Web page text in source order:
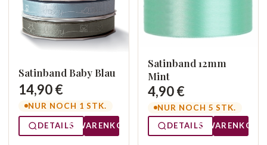
Satinband Baby Blau
14,90 €
NUR NOCH 1 STK.
DETAILS WARENKORB
Satinband 12mm
Mint
4,90 €
NUR NOCH 5 STK.
DETAILS
WARENKORB